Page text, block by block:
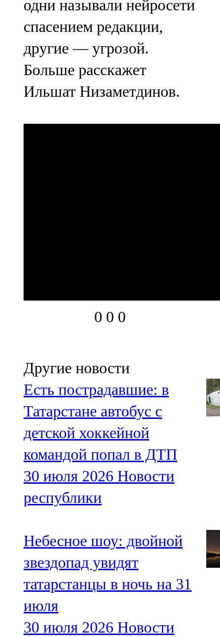
одни называли нейросети
спасением редакции,
другие — угрозой.
Больше расскажет
Ильшат Низаметдинов.
0 0 0
Другие новости
Есть пострадавшие: в
Татарстане автобус с
детской хоккейной
командой попал в ДТП
30 июля 2026 Новости
республики
Небесное шоу: двойной
звездопад увидят
татарстанцы в ночь на 31
июля
30 июля 2026 Новости